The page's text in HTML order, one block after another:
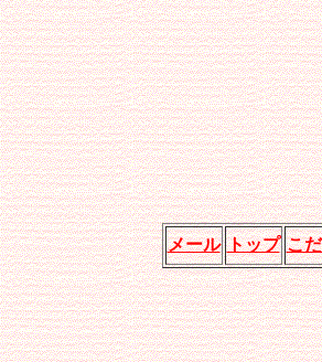
メール トップ こ